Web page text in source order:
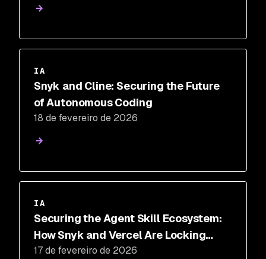
IA
Snyk and Cline: Securing the Future
of Autonomous Coding
18 de fevereiro de 2026
IA
Securing the Agent Skill Ecosystem:
How Snyk and Vercel Are Locking
Down the New Software Supply Chain
17 de fevereiro de 2026